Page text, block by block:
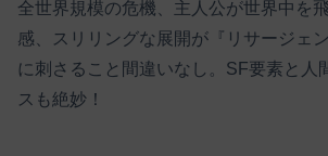
全世界規模の危機、主人公が世界中を
感、スリリングな展開が『リサージェ
に刺さること間違いなし。SF要素と人
スも絶妙！